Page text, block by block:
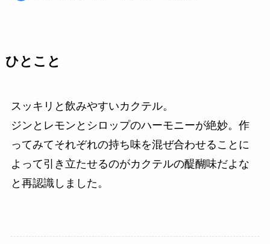
ひとこと
スッキリと飲みやすいカクテル。
ジンとレモンとシロップのハーモニーが絶妙。作
ってみてそれぞれの持ち味を混ぜ合わせることに
よって引き立たせるのがカクテルの醍醐味だよな
と再認識しました。